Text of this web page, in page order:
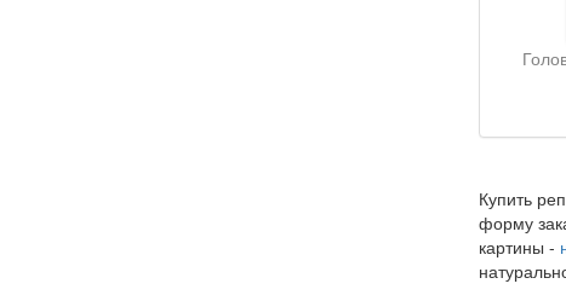
Купить
форму
картины -